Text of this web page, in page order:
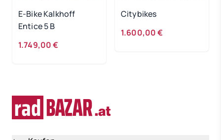
E-Bike Kalkhoff
Entice 5 B
1.749,00 €
Citybikes
1.600,00 €